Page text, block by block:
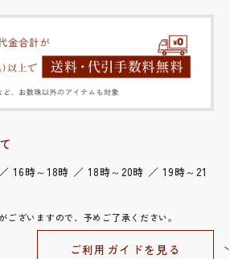
16時～18時 ／ 18時～20時 ／ 19時～21
ざいますので、予めご了承ください。
ご利用ガイドを見る